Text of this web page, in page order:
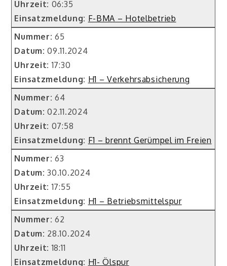
Uhrzeit: 06:35
Einsatzmeldung: F-BMA – Hotelbetrieb
Nummer: 65
Datum: 09.11.2024
Uhrzeit: 17:30
Einsatzmeldung: H1 – Verkehrsabsicherung
Nummer: 64
Datum: 02.11.2024
Uhrzeit: 07:58
Einsatzmeldung: F1 – brennt Gerümpel im Freien
Nummer: 63
Datum: 30.10.2024
Uhrzeit: 17:55
Einsatzmeldung: H1 – Betriebsmittelspur
Nummer: 62
Datum: 28.10.2024
Uhrzeit: 18:11
Einsatzmeldung: H1- Ölspur